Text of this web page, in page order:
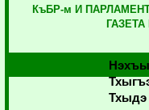
КъБР-м И
Тхыдэ